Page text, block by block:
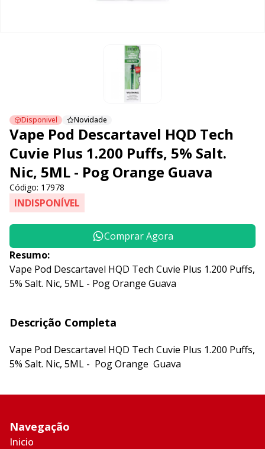
Disponivel Novidade
Vape Pod Descartavel HQD Tech
Cuvie Plus 1.200 Puffs, 5% Salt.
Nic, 5ML - Pog Orange Guava
Código: 17978
INDISPONÍVEL
Comprar Agora
Resumo:
Vape Pod Descartavel HQD Tech Cuvie Plus 1.200 Puffs,
5% Salt. Nic, 5ML - Pog Orange Guava
Descrição Completa
Vape Pod Descartavel HQD Tech Cuvie Plus 1.200 Puffs,
5% Salt. Nic, 5ML - Pog Orange Guava
Navegação
Inicio